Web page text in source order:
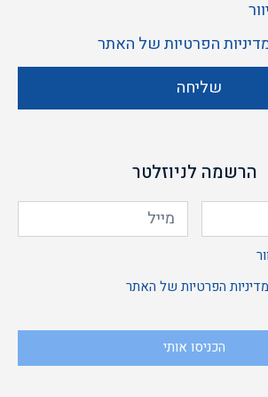
הפרטיותשל האתר
שליחה
הרשמה לניוזלטר
מדיניות הפרטיות של האתר
הכניסו אותי